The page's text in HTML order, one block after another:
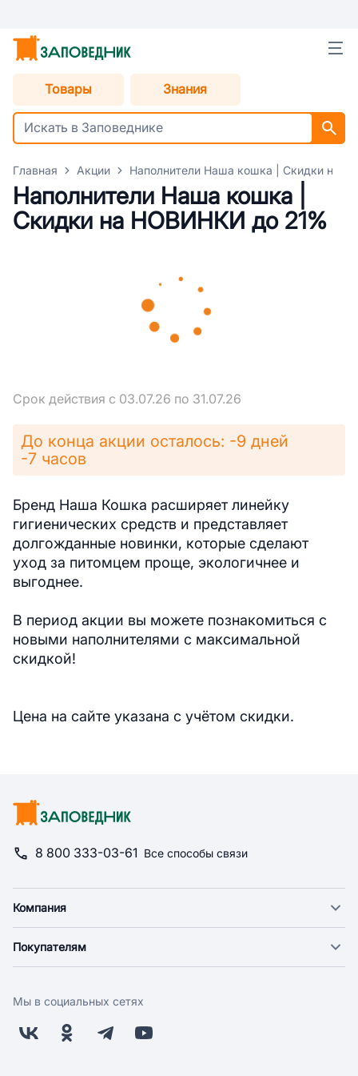
Товары Знания
Главная Акции Наполнители Наша кошка | Скидки на
Наполнители Наша кошка |
Скидки на НОВИНКИ до 21%
Срок действия с 03.07.26 по 31.07.26
До конца акции осталось: -9 дней
-7 часов
Бренд Наша Кошка расширяет линейку
гигиенических средств и представляет
долгожданные новинки, которые сделают
уход за питомцем проще, экологичнее и
выгоднее.
В период акции вы можете познакомиться с
новыми наполнителями с максимальной
скидкой!
Цена на сайте указана с учётом скидки.
8 800 333-03-61 Все способы связи
Компания
Новости
Поставщикам
Заводчикам
Покупателям
Оплата
Бонусная программа
Мы в социальных сетях